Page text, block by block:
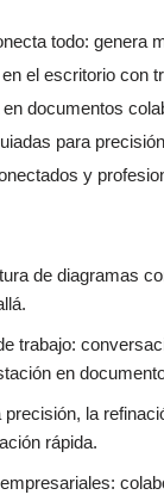
todo: genera
el escritorio con
documentos
para
y
de diagramas
trabajo:
en
precisión, la
rápida.